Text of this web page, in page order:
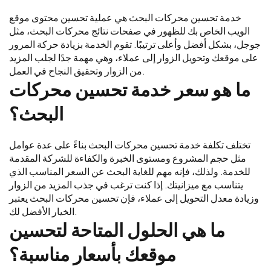
خدمة تحسين محركات البحث هي عملية تحسين محتوى موقع
الويب الخاص بك للظهور في صفحات نتائج محركات البحث، مثل
جوجل، بشكل أفضل وأعلى ترتيبًا. تقوم الخدمة بزيادة حركة المرور
على موقعك وتحويل الزوار إلى عملاء، وهي مهمة جدًا لجلب المزيد
من الزوار وتحقيق النجاح في العمل.
ما هو سعر خدمة تحسين محركات
البحث؟
تختلف تكلفة خدمة تحسين محركات البحث بناءً على عدة عوامل
مثل حجم المشروع ومستوى الخبرة والكفاءة للشركة المقدمة
للخدمة. ولذلك، فإنه مهم للغاية البحث عن السعر المناسب الذي
يتناسب مع ميزانيتك. إذا كنت ترغب في جذب المزيد من الزوار
وزيادة معدل التحويل إلى عملاء، فإن تحسين محركات البحث يعتبر
الخيار الأفضل لك.
ما هي الحلول المتاحة لتحسين
موقعك بأسعار مناسبة؟